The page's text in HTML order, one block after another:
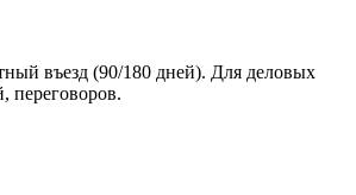
въезд (90/180 дней). Для деловых
переговоров.